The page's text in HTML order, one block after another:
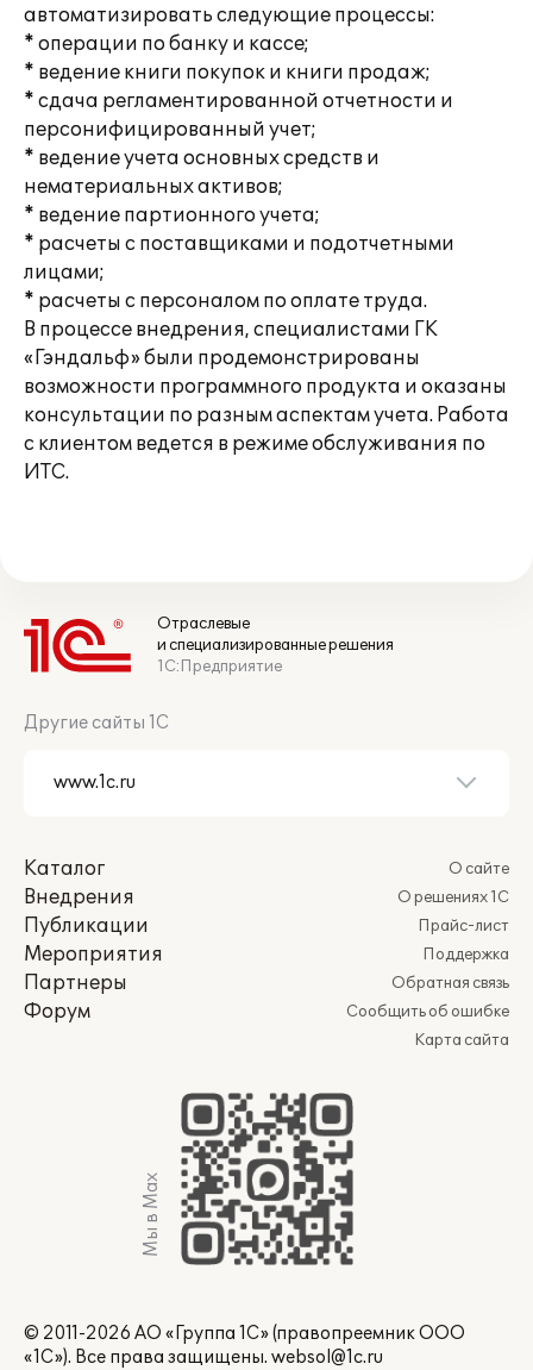
автоматизировать следующие процессы:
* операции по банку и кассе;
* ведение книги покупок и книги продаж;
* сдача регламентированной отчетности и
персонифицированный учет;
* ведение учета основных средств и
нематериальных активов;
* ведение партионного учета;
* расчеты с поставщиками и подотчетными
лицами;
* расчеты с персоналом по оплате труда.
В процессе внедрения, специалистами ГК
«Гэндальф» были продемонстрированы
возможности программного продукта и оказаны
консультации по разным аспектам учета. Работа
с клиентом ведется в режиме обслуживания по
ИТС.
Отраслевые
и специализированные решения
1С:Предприятие
Другие сайты 1С
Каталог
Внедрения
Публикации
Мероприятия
Партнеры
Форум
О сайте
О решениях 1С
Прайс-лист
Поддержка
Обратная связь
Сообщить об ошибке
Карта сайта
Мы в Max
© 2011-2026 АО «Группа 1С» (правопреемник ООО
«1С»). Все права защищены. websol@1c.ru